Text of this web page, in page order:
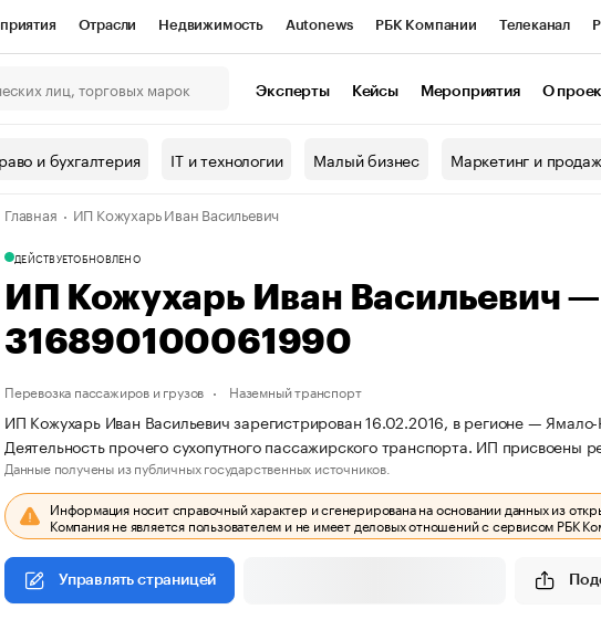
Отрасли Недвижимость Autonews РБК Компании Телеканал
Спецпроекты Проверка контрагентов
валюты
Эксперты Кейсы Мероприятия О
и бухгалтерия IT и технологии Малый бизнес Маркетинг и
Главная ИП Кожухарь Иван Васильевич
ДЕЙСТВУЕТОБНОВЛЕНО
ИП Кожухарь Иван Васильевич
316890100061990
Перевозка пассажиров и грузов Наземный транспорт
ИП Кожухарь Иван Васильевич зарегистрирован 16.02.2016, в регионе —
Деятельность прочего сухопутного пассажирского транспорта. ИП
Данные получены из публичных государственных источников.
Информация носит справочный характер и сгенерирована на основании данных из
Компания не является пользователем и не имеет деловых отношений с сервисом РБК
Управлять страницей